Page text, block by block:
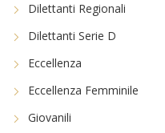
Dilettanti Regionali
Dilettanti Serie D
Eccellenza
Eccellenza Femminile
Giovanili